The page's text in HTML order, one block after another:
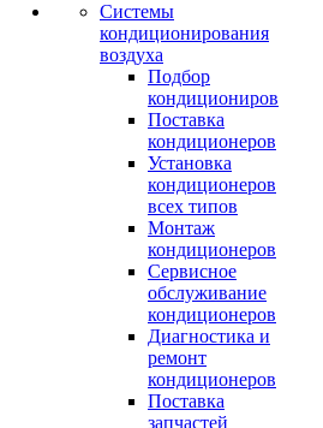
Системы
кондиционирования
воздуха
Подбор
кондициониров
Поставка
кондиционеров
Установка
кондиционеров
всех типов
Монтаж
кондиционеров
Сервисное
обслуживание
кондиционеров
Диагностика и
ремонт
кондиционеров
Поставка
запчастей